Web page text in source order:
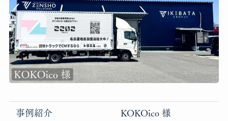
事例紹介
KOKOico 様